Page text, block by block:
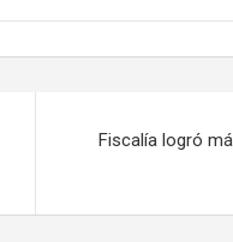
Fiscalía logró